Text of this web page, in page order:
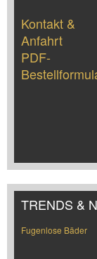
Kontakt &
Anfahrt
PDF-
TRENDS &
Fugenlose Bäder